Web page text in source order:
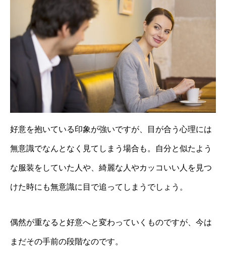
好意を抱いている印象が強いですが、目が合う心理には
無意識でなんとなく見てしまう場合も。自分と似たよう
な服装をしていた人や、綺麗な人やカッコいい人を見つ
けた時にも無意識に目で追ってしまうでしょう。
偶然が重なると好意へと変わっていくものですが、今は
まだその手前の段階なのです。